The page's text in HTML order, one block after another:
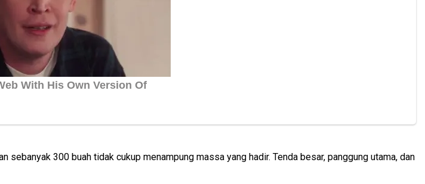
300 buah tidak cukup menampung massa yang hadir. Tenda besar, panggung utama, dan